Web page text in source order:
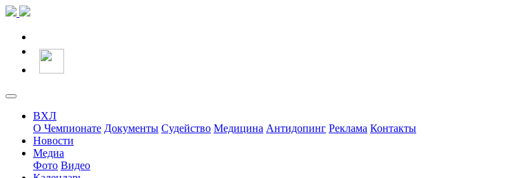
ВХЛ
О Чемпионате Документы Судейство Медицина Антидопинг Реклама Контакты
Новости
Медиа
Фото Видео